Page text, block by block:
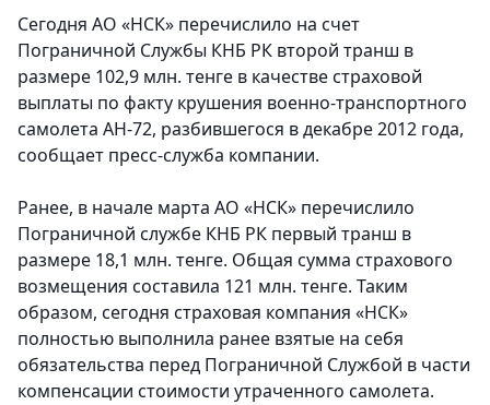
Сегодня АО «НСК» перечислило на счет
Пограничной Службы КНБ РК второй транш в
размере 102,9 млн. тенге в качестве страховой
выплаты по факту крушения военно-транспортного
самолета АН-72, разбившегося в декабре 2012 года,
сообщает пресс-служба компании.
Ранее, в начале марта АО «НСК» перечислило
Пограничной службе КНБ РК первый транш в
размере 18,1 млн. тенге. Общая сумма страхового
возмещения составила 121 млн. тенге. Таким
образом, сегодня страховая компания «НСК»
полностью выполнила ранее взятые на себя
обязательства перед Пограничной Службой в части
компенсации стоимости утраченного самолета.